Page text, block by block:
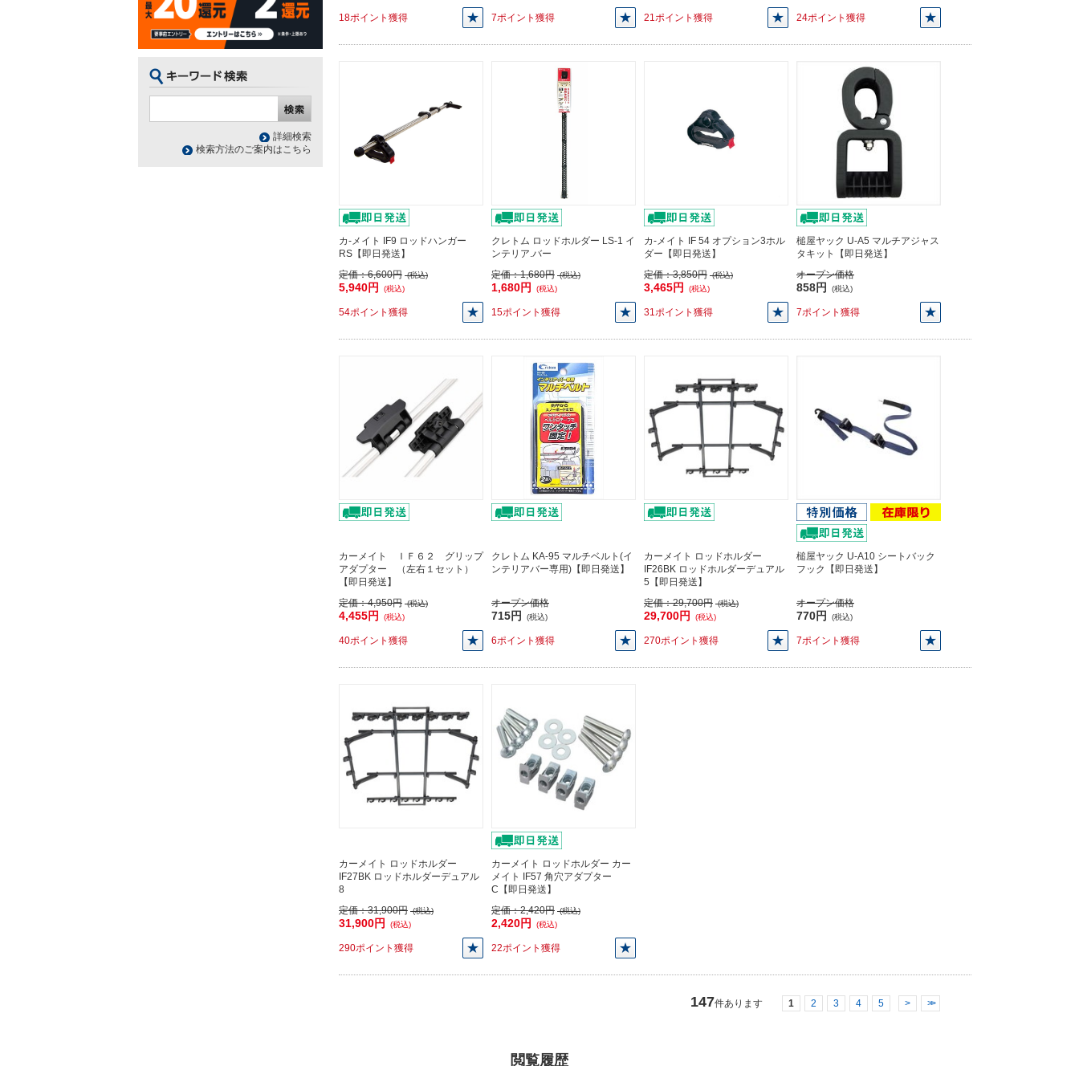
18ポイント獲得 7ポイント獲得 21ポイント獲得 24ポイント獲得
カ-メイト IF9 ロッドハンガー
RS【即日発送】
定価：6,600円 (税込)
5,940円 (税込)
54ポイント獲得
クレトム ロッドホルダー LS-1 イ
ンテリア.バー
定価：1,680円 (税込)
1,680円 (税込)
15ポイント獲得
カ-メイト IF 54 オプション3ホル
ダー【即日発送】
定価：3,850円 (税込)
3,465円 (税込)
31ポイント獲得
槌屋ヤック U-A5 マルチアジャス
タキット【即日発送】
オープン価格
858円 (税込)
7ポイント獲得
カーメイト ＩＦ６２ グリップ
アダプター （左右１セット）
【即日発送】
定価：4,950円 (税込)
4,455円 (税込)
40ポイント獲得
クレトム KA-95 マルチベルト(イ
ンテリアバー専用)【即日発送】
オープン価格
715円 (税込)
6ポイント獲得
カーメイト ロッドホルダー
IF26BK ロッドホルダーデュアル
5【即日発送】
定価：29,700円 (税込)
29,700円 (税込)
270ポイント獲得
槌屋ヤック U-A10 シートバック
フック【即日発送】
オープン価格
770円 (税込)
7ポイント獲得
カーメイト ロッドホルダー
IF27BK ロッドホルダーデュアル
8
定価：31,900円 (税込)
31,900円 (税込)
290ポイント獲得
カーメイト ロッドホルダー カー
メイト IF57 角穴アダプター
C【即日発送】
定価：2,420円 (税込)
2,420円 (税込)
22ポイント獲得
147件あります 1 2 3 4 5 > >>
詳細検索
検索方法のご案内はこちら
閲覧履歴